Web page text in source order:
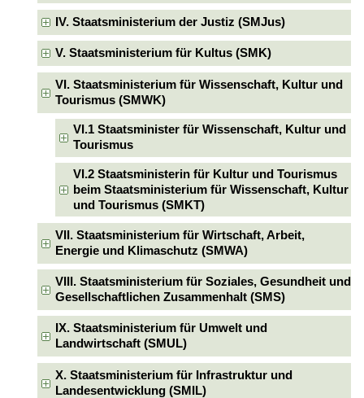
IV. Staatsministerium der Justiz (SMJus)
V. Staatsministerium für Kultus (SMK)
VI. Staatsministerium für Wissenschaft, Kultur und
Tourismus (SMWK)
VI.1 Staatsminister für Wissenschaft, Kultur und
Tourismus
VI.2 Staatsministerin für Kultur und Tourismus
beim Staatsministerium für Wissenschaft, Kultur
und Tourismus (SMKT)
VII. Staatsministerium für Wirtschaft, Arbeit,
Energie und Klimaschutz (SMWA)
VIII. Staatsministerium für Soziales, Gesundheit und
Gesellschaftlichen Zusammenhalt (SMS)
IX. Staatsministerium für Umwelt und
Landwirtschaft (SMUL)
X. Staatsministerium für Infrastruktur und
Landesentwicklung (SMIL)